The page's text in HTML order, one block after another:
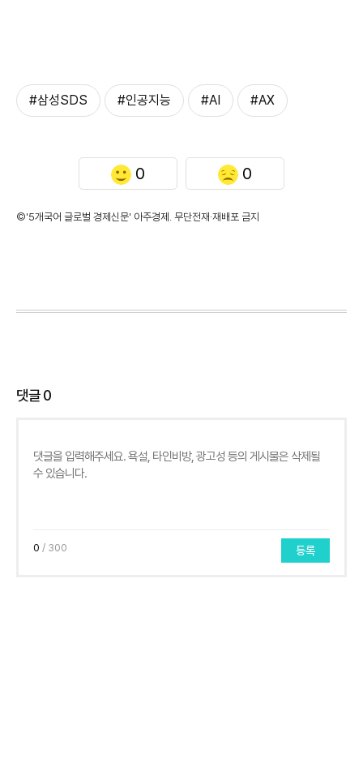
#삼성SDS #인공지능 #AI #AX
0 0
©'5개국어 글로벌 경제신문' 아주경제. 무단전재·재배포 금지
댓글0
0 / 300 등록